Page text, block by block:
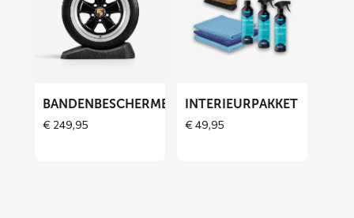
Bandenbeschermers
BANDENBESCHERMERS
€ 249,95
Interieurpakket
INTERIEURPAKKET
€49,95